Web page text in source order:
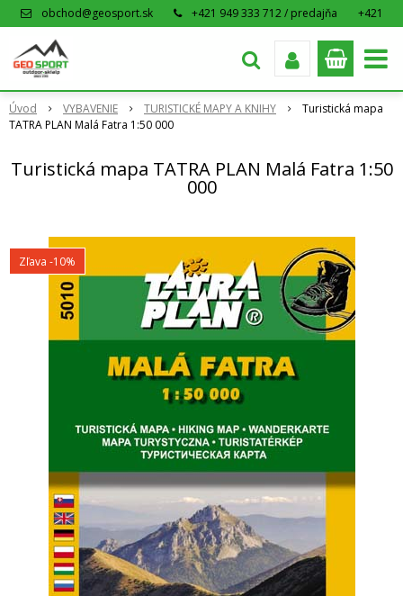
obchod@geosport.sk +421 949 333 712 / predajňa
+421
Úvod VYBAVENIE TURISTICKÉ MAPY A KNIHY
Turistická mapa
TATRA PLAN Malá Fatra 1:50 000
Turistická mapa TATRA PLAN Malá Fatra 1:50
000
Zľava -10%